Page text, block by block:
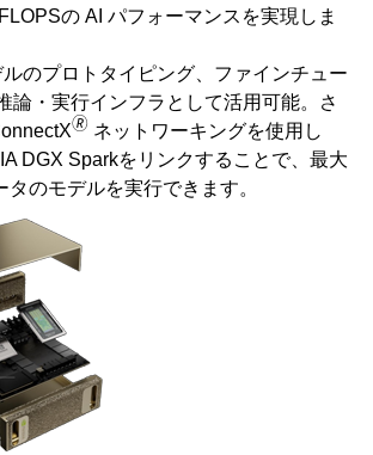
の AI パフォーマンスを実現しま
のプロトタイピング、ファインチュー
論・実行インフラとして活用可能。さ
🄬 ネットワーキングを使用し
DGX Sparkをリンクすることで、最大
のモデルを実行できます。